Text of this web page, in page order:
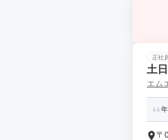
正社
土
エム
〒